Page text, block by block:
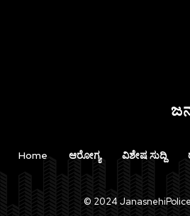
Home ಆರೋಗ್ಯ ವಿಶೇಷ ಸುದ್ದಿ
© 2024